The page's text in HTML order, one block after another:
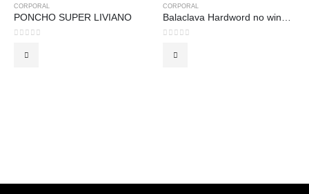
CORPORAL
PONCHO SUPER LIVIANO
CORPORAL
Balaclava Hardword no wind negro impermeable